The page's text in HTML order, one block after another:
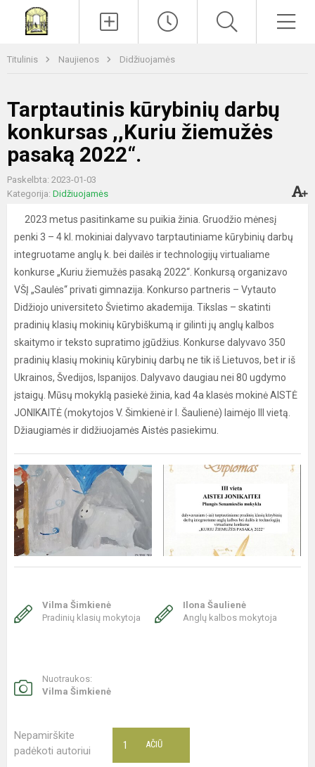
Titulinis Naujienos Didžiuojamės
Tarptautinis kūrybinių darbų
konkursas ,,Kuriu žiemužės
pasaką 2022“.
Paskelbta: 2023-01-03
Kategorija: Didžiuojamės
2023 metus pasitinkame su puikia žinia. Gruodžio mėnesį
penki 3 – 4 kl. mokiniai dalyvavo tarptautiniame kūrybinių darbų
integruotame anglų k. bei dailės ir technologijų virtualiame
konkurse „Kuriu žiemužės pasaką 2022“. Konkursą organizavo
VŠĮ „Saulės“ privati gimnazija. Konkurso partneris – Vytauto
Didžiojo universiteto Švietimo akademija. Tikslas – skatinti
pradinių klasių mokinių kūrybiškumą ir gilinti jų anglų kalbos
skaitymo ir teksto supratimo įgūdžius. Konkurse dalyvavo 350
pradinių klasių mokinių kūrybinių darbų ne tik iš Lietuvos, bet ir iš
Ukrainos, Švedijos, Ispanijos. Dalyvavo daugiau nei 80 ugdymo
įstaigų. Mūsų mokyklą pasiekė žinia, kad 4a klasės mokinė AISTĖ
JONIKAITĖ (mokytojos V. Šimkienė ir I. Šaulienė) laimėjo III vietą.
Džiaugiamės ir didžiuojamės Aistės pasiekimu.
Vilma Šimkienė
Pradinių klasių mokytoja
Ilona Šaulienė
Anglų kalbos mokytoja
Nuotraukos:
Vilma Šimkienė
Nepamirškite
padėkoti autoriui
AČIŪ
1